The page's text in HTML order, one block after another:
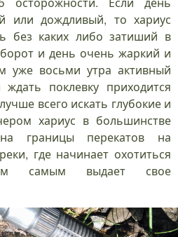
или дождливый, то хариус
без каких либо затиший в
и день очень жаркий и
уже восьми утра активный
поклевку приходится
всего искать глубокие и
хариус в большинстве
на границы перекатов на
где начинает охотиться
самым выдает свое